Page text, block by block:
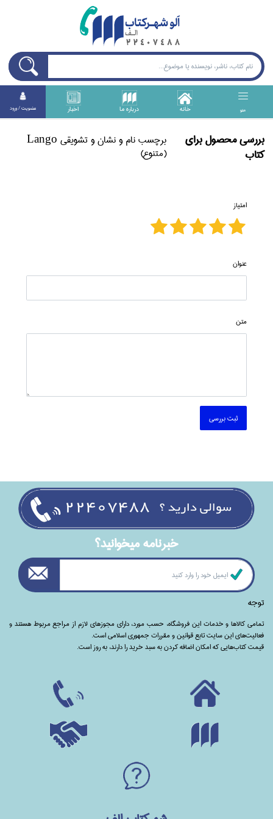
منو خانه درباره ما اخبار عضويت / ورود
بررسی محصول برای
كتاب
برچسب نام و نشان و تشويقي Lango
(متنوع)
امتیاز
عنوان
متن
ثبت بررسی
خبرنامه ميخوانيد؟
توجه
تمامی‌ کالاها و خدمات این فروشگاه، حسب مورد،‌ دارای مجوزهای لازم از مراجع مربوط هستند ‌و‌‌
فعالیت‌های این سایت تابع قوانین و مقررات جمهوری اسلامی است.
قیمت کتاب‌هایی که امکان اضافه کردن به سبد خرید را دارند،‌ به روز است.